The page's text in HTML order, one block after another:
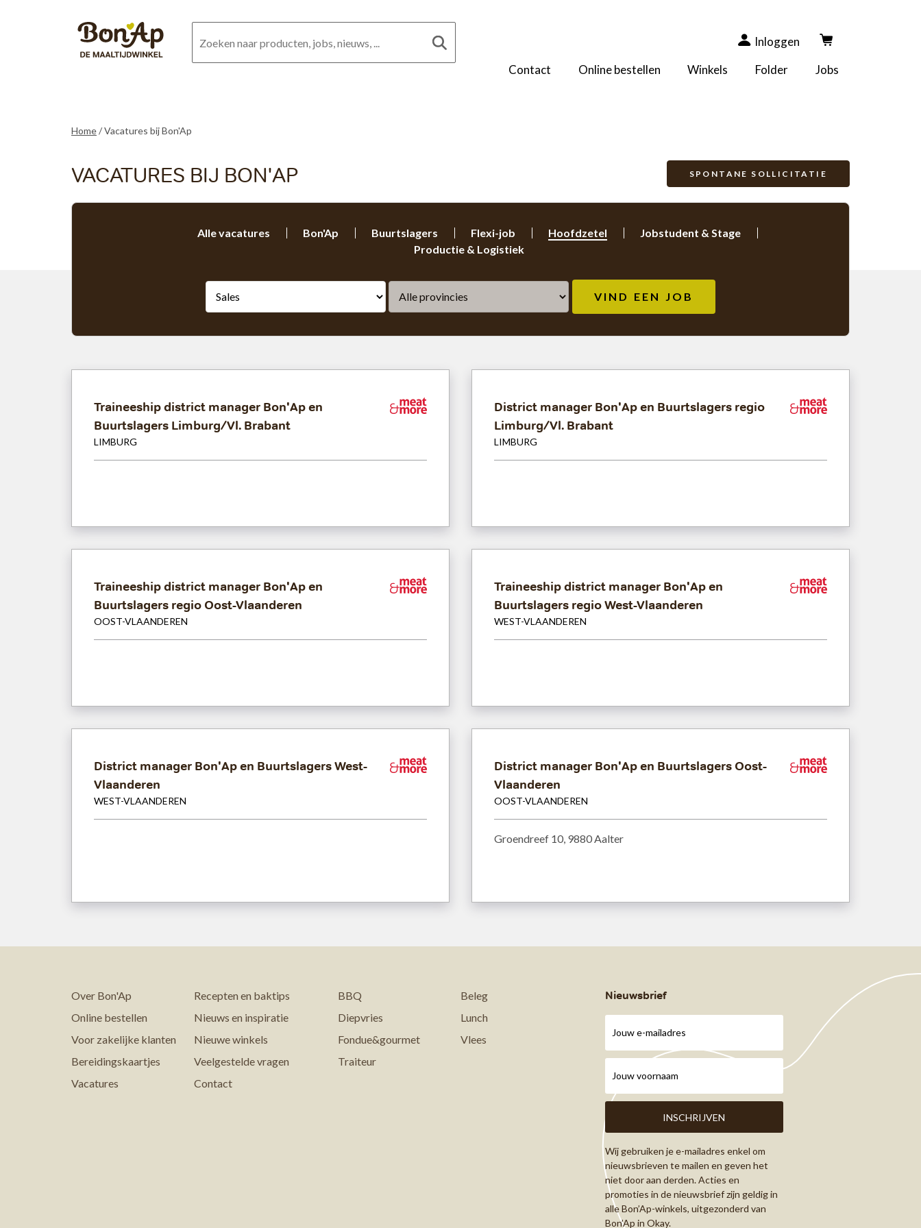
Inloggen
Contact
Online bestellen Winkels Folder Jobs
Home Vacatures bij Bon'Ap
VACATURES BIJ BON'AP SPONTANE SOLLICITATIE
Alle vacatures Bon'Ap Buurtslagers Flexi-job Hoofdzetel
Jobstudent & Stage
Productie & Logistiek
Meat&More
Traineeship district manager Bon'Ap en
Buurtslagers Limburg/Vl. Brabant
LIMBURG
Meat&More
District manager Bon'Ap en Buurtslagers regio
Limburg/Vl. Brabant
LIMBURG
Meat&More
Traineeship district manager Bon'Ap en
Buurtslagers regio Oost-Vlaanderen
OOST-VLAANDEREN
Meat&More
Traineeship district manager Bon'Ap en
Buurtslagers regio West-Vlaanderen
WEST-VLAANDEREN
Meat&More
District manager Bon'Ap en Buurtslagers West-
Vlaanderen
WEST-VLAANDEREN
Meat&More
District manager Bon'Ap en Buurtslagers Oost-
Vlaanderen
OOST-VLAANDEREN
Groendreef 10, 9880 Aalter
Over Bon'Ap
Recepten en baktips
Online bestellen
Nieuws en inspiratie
Voor zakelijke klanten
Nieuwe winkels
Bereidingskaartjes
Veelgestelde vragen
Vacatures
Contact
BBQ
Beleg
Diepvries
Lunch
Fondue&gourmet
Vlees
Traiteur
Nieuwsbrief
Wij gebruiken je e-mailadres enkel om
nieuwsbrieven te mailen en geven het
niet door aan derden. Acties en
promoties in de nieuwsbrief zijn geldig in
alle Bon’Ap-winkels, uitgezonderd van
Bon’Ap in Okay.